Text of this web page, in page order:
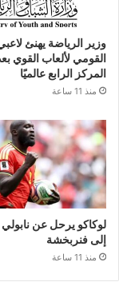
وزير الرياضة يهنئ
القومي لألعاب القوي
المركز الرابع عالميًا
منذ 11 ساعة
لوكاكو يرحل عن نابولي
إلى فنربخشة
منذ 11 ساعة